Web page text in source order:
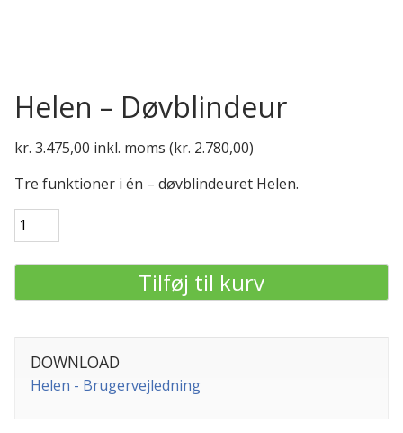
Helen – Døvblindeur
kr. 3.475,00 inkl. moms (kr. 2.780,00)
Tre funktioner i én – døvblindeuret Helen.
Helen
-
Døvblindeur
Tilføj til kurv
DOWNLOAD
Helen - Brugervejledning